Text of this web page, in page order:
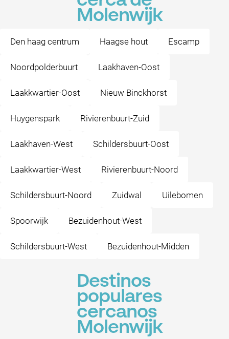
Molenwijk
Den haag centrum Haagse hout Escamp
Noordpolderbuurt Laakhaven-Oost
Laakkwartier-Oost Nieuw Binckhorst
Huygenspark Rivierenbuurt-Zuid
Laakhaven-West Schildersbuurt-Oost
Laakkwartier-West Rivierenbuurt-Noord
Schildersbuurt-Noord Zuidwal Uilebomen
Spoorwijk Bezuidenhout-West
Schildersbuurt-West Bezuidenhout-Midden
Destinos
populares
cercanos
Molenwijk